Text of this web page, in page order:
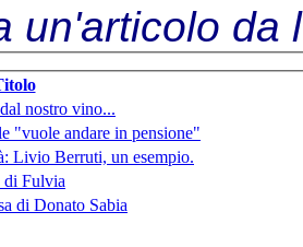
un'articolo da
nostro vino...
"vuole andare in pensione"
Livio Berruti, un esempio.
di Fulvia
di Donato Sabia